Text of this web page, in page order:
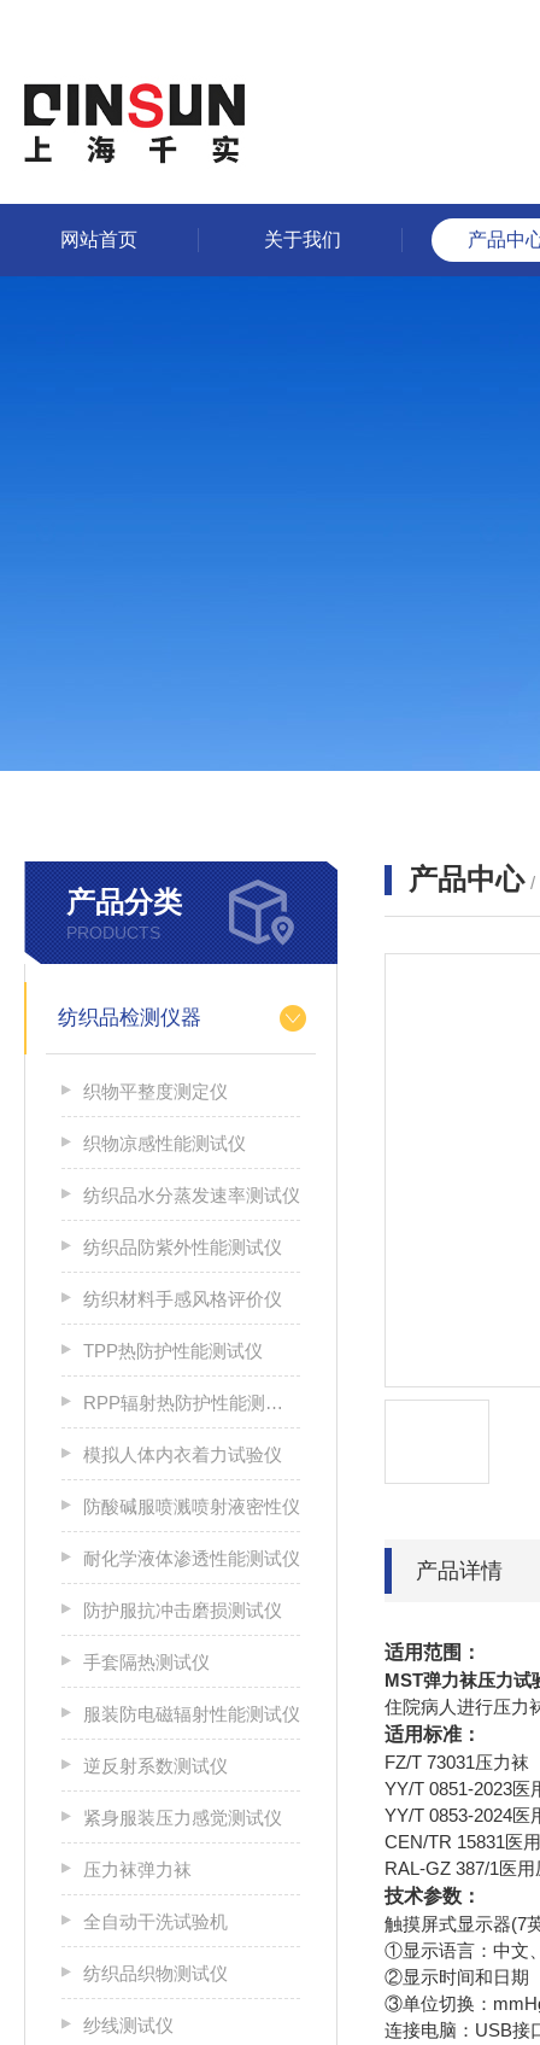
网站首页 关于我们 产品中
产品分类
PRODUCTS
纺织品检测仪器
织物平整度测定仪
织物凉感性能测试仪
纺织品水分蒸发速率测试仪
纺织品防紫外性能测试仪
纺织材料手感风格评价仪
TPP热防护性能测试仪
RPP辐射热防护性能测试仪
模拟人体内衣着力试验仪
防酸碱服喷溅喷射液密性仪
耐化学液体渗透性能测试仪
防护服抗冲击磨损测试仪
手套隔热测试仪
服装防电磁辐射性能测试仪
逆反射系数测试仪
紧身服装压力感觉测试仪
压力袜弹力袜
全自动干洗试验机
纺织品织物测试仪
纱线测试仪
产品中心 /
产品详情
适用范围：
MST弹力袜压力试
住院病人进行压力
适用标准：
FZ/T 73031压力袜
YY/T 0851-2023医
YY/T 0853-2024医
CEN/TR 15831医
RAL-GZ 387/1医
技术参数：
触摸屏式显示器(7
①显示语言：中文
②显示时间和日期
③单位切换：
连接电脑：USB接